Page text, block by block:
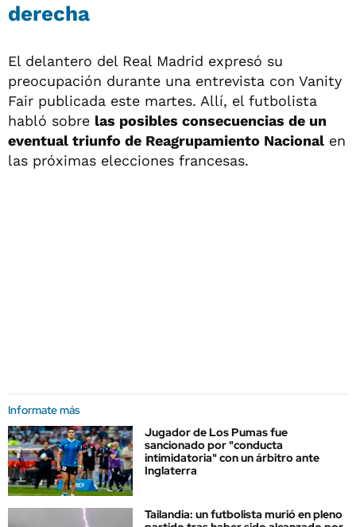
derecha
El delantero del Real Madrid expresó su
preocupación durante una entrevista con Vanity
Fair publicada este martes. Allí, el futbolista
habló sobre las posibles consecuencias de un
eventual triunfo de Reagrupamiento Nacional en
las próximas elecciones francesas.
Informate más
Jugador de Los Pumas fue
sancionado por "conducta
intimidatoria" con un árbitro ante
Inglaterra
Tailandia: un futbolista murió en pleno